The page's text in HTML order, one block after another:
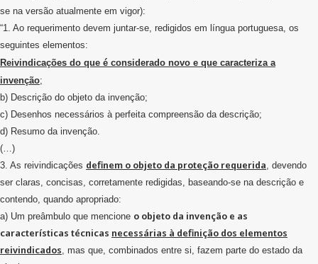
se na versão atualmente em vigor):
“1. Ao requerimento devem juntar-se, redigidos em língua portuguesa, os
seguintes elementos:
Reivindicações do que é considerado novo e que caracteriza a
invenção;
b) Descrição do objeto da invenção;
c) Desenhos necessários à perfeita compreensão da descrição;
d) Resumo da invenção.
(…)
3. As reivindicações definem o objeto da proteção requerida, devendo
ser claras, concisas, corretamente redigidas, baseando-se na descrição e
contendo, quando apropriado:
a) Um preâmbulo que mencione o objeto da invenção e as
características técnicas necessárias à definição dos elementos
reivindicados, mas que, combinados entre si, fazem parte do estado da